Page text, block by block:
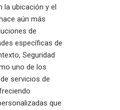
la ubicación y el
aún más
de
específicas de
Seguridad
uno de los
servicios de
que